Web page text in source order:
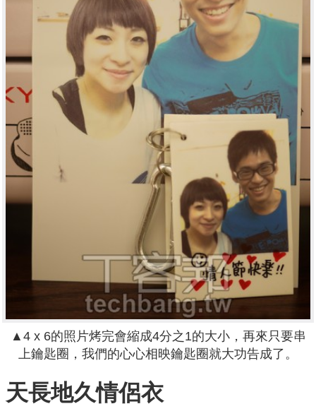
▲4 x 6的照片烤完會縮成4分之1的大小，再來只要串
上鑰匙圈，我們的心心相映鑰匙圈就大功告成了。
天長地久情侶衣